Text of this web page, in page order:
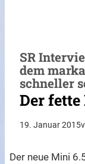
SR
dem
schneller
Der fette
19. Januar 2015
Der neue Mini